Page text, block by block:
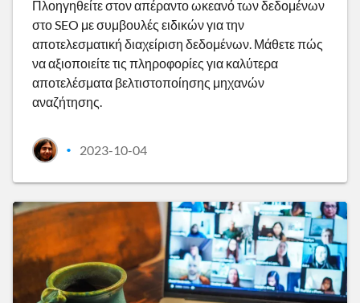
Πλοηγηθείτε στον απέραντο ωκεανό των δεδομένων
στο SEO με συμβουλές ειδικών για την
αποτελεσματική διαχείριση δεδομένων. Μάθετε πώς
να αξιοποιείτε τις πληροφορίες για καλύτερα
αποτελέσματα βελτιστοποίησης μηχανών
αναζήτησης.
• 2023-10-04